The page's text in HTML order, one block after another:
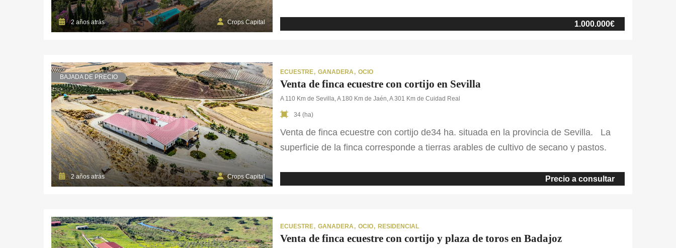
2 años atrás Crops Capital
amplia piscina y zonas ajardinadas. Cercanos a esta, encontramos naves […]
1.000.000€
BAJADA DE PRECIO
2 años atrás Crops Capital
ECUESTRE GANADERA OCIO
Venta de finca ecuestre con cortijo en Sevilla
A 110 Km de Sevilla, A 180 Km de Jaén, A 301 Km de Cuidad Real
34 (ha)
Venta de finca ecuestre con cortijo de34 ha. situada en la provincia de Sevilla. La
superficie de la finca corresponde a tierras arables de cultivo de secano y pastos.
finca ecuestre en Sevilla encontramos un cortijo nuevo con 7 habitaciones, 3 cuartos
Precio a consultar
ECUESTRE GANADERA OCIO RESIDENCIAL
Venta de finca ecuestre con cortijo y plaza de toros en Badajoz